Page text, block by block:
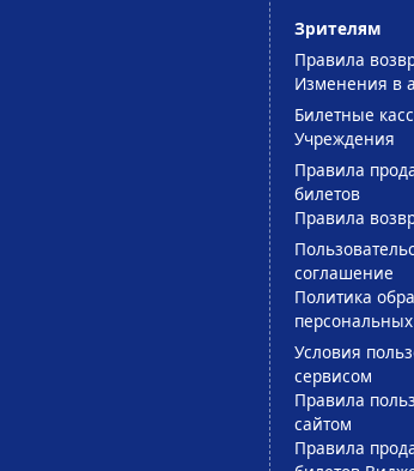
Зрителям
Правила
Изменения в
Билетные
Учреждения
Правила
билетов
Правила
соглашение
Политика
Условия
сервисом
Правила
сайтом
Правила